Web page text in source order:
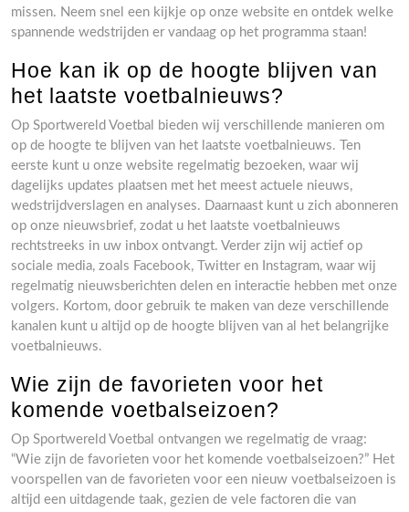
missen. Neem snel een kijkje op onze website en ontdek welke
spannende wedstrijden er vandaag op het programma staan!
Hoe kan ik op de hoogte blijven van
het laatste voetbalnieuws?
Op Sportwereld Voetbal bieden wij verschillende manieren om
op de hoogte te blijven van het laatste voetbalnieuws. Ten
eerste kunt u onze website regelmatig bezoeken, waar wij
dagelijks updates plaatsen met het meest actuele nieuws,
wedstrijdverslagen en analyses. Daarnaast kunt u zich abonneren
op onze nieuwsbrief, zodat u het laatste voetbalnieuws
rechtstreeks in uw inbox ontvangt. Verder zijn wij actief op
sociale media, zoals Facebook, Twitter en Instagram, waar wij
regelmatig nieuwsberichten delen en interactie hebben met onze
volgers. Kortom, door gebruik te maken van deze verschillende
kanalen kunt u altijd op de hoogte blijven van al het belangrijke
voetbalnieuws.
Wie zijn de favorieten voor het
komende voetbalseizoen?
Op Sportwereld Voetbal ontvangen we regelmatig de vraag:
“Wie zijn de favorieten voor het komende voetbalseizoen?” Het
voorspellen van de favorieten voor een nieuw voetbalseizoen is
altijd een uitdagende taak, gezien de vele factoren die van